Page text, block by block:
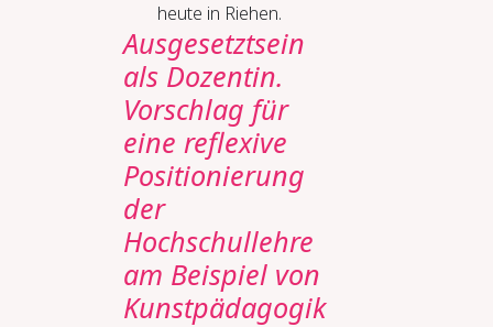
heute in Riehen.
Ausgesetztsein
als Dozentin.
Vorschlag für
eine reflexive
Positionierung
der
Hochschullehre
am Beispiel von
Kunstpädagogik